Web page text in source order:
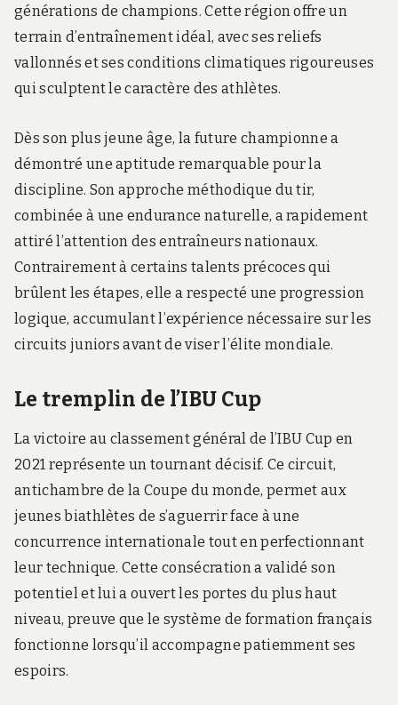
générations de champions. Cette région offre un
terrain d’entraînement idéal, avec ses reliefs
vallonnés et ses conditions climatiques rigoureuses
qui sculptent le caractère des athlètes.
Dès son plus jeune âge, la future championne a
démontré une aptitude remarquable pour la
discipline. Son approche méthodique du tir,
combinée à une endurance naturelle, a rapidement
attiré l’attention des entraîneurs nationaux.
Contrairement à certains talents précoces qui
brûlent les étapes, elle a respecté une progression
logique, accumulant l’expérience nécessaire sur les
circuits juniors avant de viser l’élite mondiale.
Le tremplin de l’IBU Cup
La victoire au classement général de l’IBU Cup en
2021 représente un tournant décisif. Ce circuit,
antichambre de la Coupe du monde, permet aux
jeunes biathlètes de s’aguerrir face à une
concurrence internationale tout en perfectionnant
leur technique. Cette consécration a validé son
potentiel et lui a ouvert les portes du plus haut
niveau, preuve que le système de formation français
fonctionne lorsqu’il accompagne patiemment ses
espoirs.